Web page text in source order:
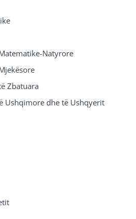
Natyrore
Zbatuara
Ushqimore dhe të Ushqyerit